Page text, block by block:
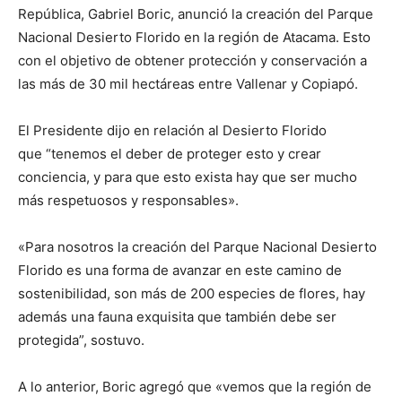
República, Gabriel Boric, anunció la creación del Parque
Nacional Desierto Florido en la región de Atacama. Esto
con el objetivo de obtener protección y conservación a
las más de 30 mil hectáreas entre Vallenar y Copiapó.
El Presidente dijo en relación al Desierto Florido
que “tenemos el deber de proteger esto y crear
conciencia, y para que esto exista hay que ser mucho
más respetuosos y responsables».
«Para nosotros la creación del Parque Nacional Desierto
Florido es una forma de avanzar en este camino de
sostenibilidad, son más de 200 especies de flores, hay
además una fauna exquisita que también debe ser
protegida”, sostuvo.
A lo anterior, Boric agregó que «vemos que la región de